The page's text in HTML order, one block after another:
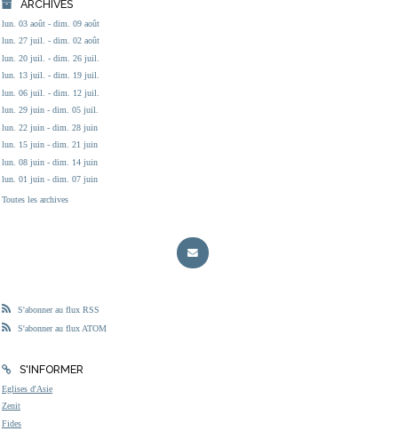
ARCHIVES
lun. 03 août - dim. 09 août
lun. 27 juil. - dim. 02 août
lun. 20 juil. - dim. 26 juil.
lun. 13 juil. - dim. 19 juil.
lun. 06 juil. - dim. 12 juil.
lun. 29 juin - dim. 05 juil.
lun. 22 juin - dim. 28 juin
lun. 15 juin - dim. 21 juin
lun. 08 juin - dim. 14 juin
lun. 01 juin - dim. 07 juin
Toutes les archives
S'abonner au flux RSS
S'abonner au flux ATOM
S'INFORMER
Eglises d'Asie
Zenit
Fides